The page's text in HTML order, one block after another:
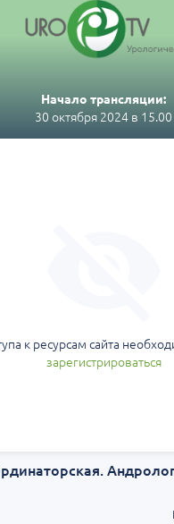
Начало трансляции:
30 октября 2024 в 15.00
к ресурсам сайта
зарегистрироваться